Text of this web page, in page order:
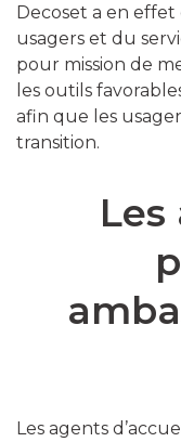
Decoset a en
usagers et du
pour mission de
les outils
afin que les
transition.
Les
Les agents